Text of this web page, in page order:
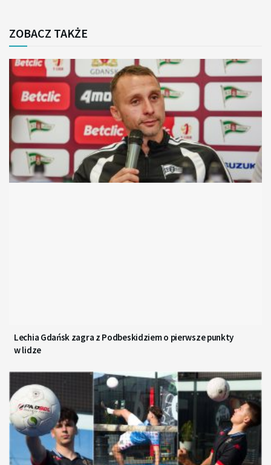
ZOBACZ TAKŻE
Lechia Gdańsk zagra z Podbeskidziem o pierwsze punkty
w lidze